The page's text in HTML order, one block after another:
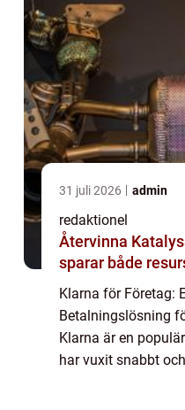
31 juli 2026 admin
redaktionel
Återvinna Katalysator
sparar både
Klarna för Företag:
Betalningslösning
Klarna är en
har vuxit snabbt